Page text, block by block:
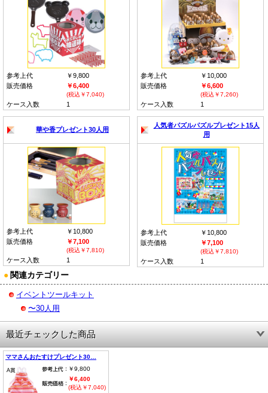
参考上代
￥9,800
販売価格
￥6,400
(税込￥7,040)
ケース入数 1
参考上代
￥10,000
販売価格
￥6,600
(税込￥7,260)
ケース入数 1
華や香プレゼント30人用
参考上代
￥10,800
販売価格
￥7,100
(税込￥7,810)
ケース入数 1
人気者パズルパズルプレゼント15人
用
参考上代
￥10,800
販売価格
￥7,100
(税込￥7,810)
ケース入数 1
● 関連カテゴリー
イベントツールキット
〜30人用
最近チェックした商品
ママさんおたすけプレゼント30…
￥9,800
￥6,400
(税込￥7,040)